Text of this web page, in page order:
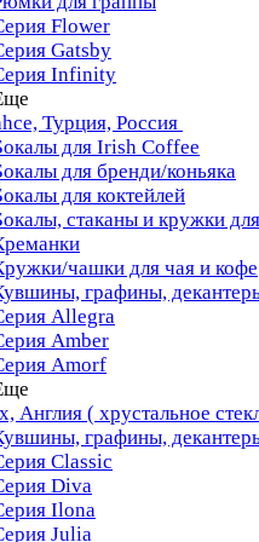
Flower
Gatsby
Infinity
Турция, Россия
для Irish Coffee
для бренди/коньяка
для коктейлей
стаканы и кружки
чашки для чая и кофе
графины,
Allegra
Amber
Amorf
Англия ( хрустальное
графины,
Classic
Diva
Ilona
Julia